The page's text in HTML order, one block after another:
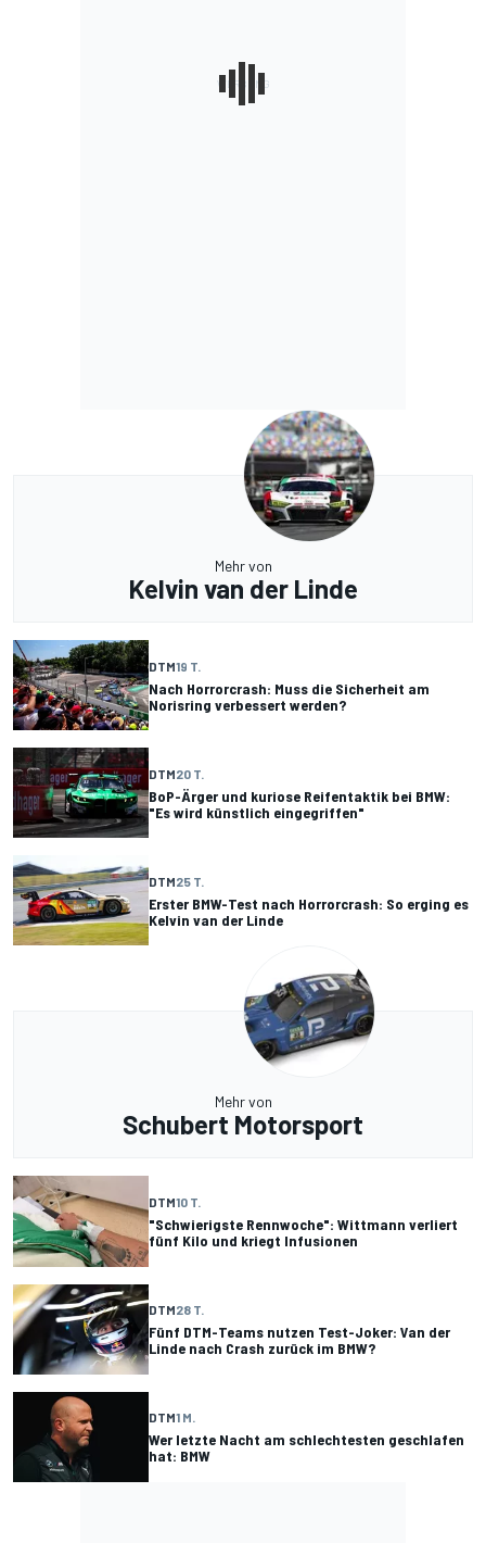
Mehr von
Kelvin van der Linde
DTM19 T.
Nach Horrorcrash: Muss die Sicherheit am
Norisring verbessert werden?
DTM20 T.
BoP-Ärger und kuriose Reifentaktik bei BMW:
"Es wird künstlich eingegriffen"
DTM25 T.
Erster BMW-Test nach Horrorcrash: So erging es
Kelvin van der Linde
Mehr von
Schubert Motorsport
DTM10 T.
"Schwierigste Rennwoche": Wittmann verliert
fünf Kilo und kriegt Infusionen
DTM28 T.
Fünf DTM-Teams nutzen Test-Joker: Van der
Linde nach Crash zurück im BMW?
DTM1 M.
Wer letzte Nacht am schlechtesten geschlafen
hat: BMW